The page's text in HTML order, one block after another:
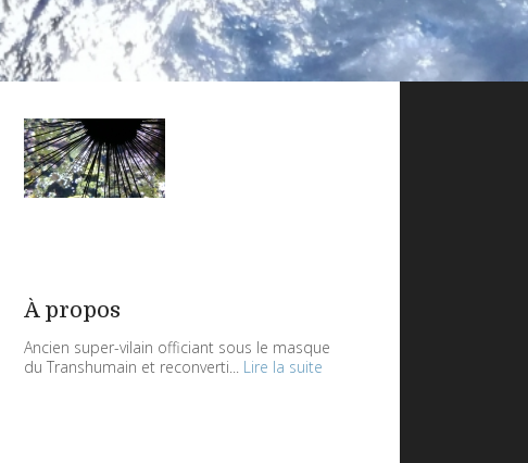
À propos
Ancien super-vilain officiant sous le masque
du Transhumain et reconverti... Lire la suite